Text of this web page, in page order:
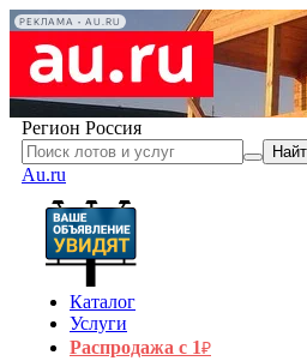
РЕКЛАМА • AU.RU
Регион Россия
Au.ru
Каталог
Услуги
Распродажа с 1₽